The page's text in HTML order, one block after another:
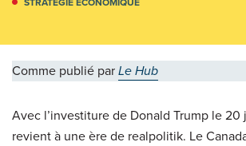
Comme publié parLe Hub
Avec l’investiture de Donald Trump le
revient à une ère de realpolitik. Le